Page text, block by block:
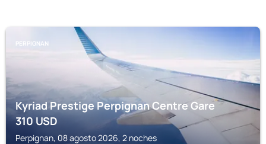
PERPIGNAN
Kyriad Prestige Perpignan Centre Gare
310USD
Perpignan, 08 agosto 2026, 2 noches